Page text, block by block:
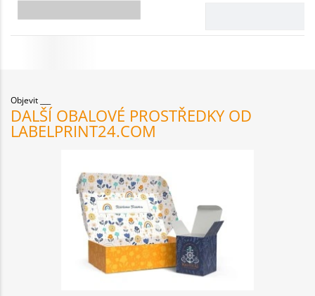
Objevit
DALŠÍ OBALOVÉ PROSTŘEDKY OD
LABELPRINT24.COM